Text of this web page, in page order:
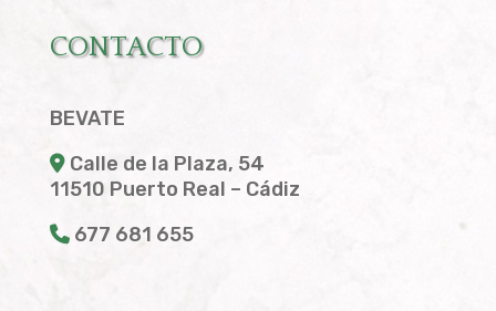
CONTACTO
BEVATE
Calle de la Plaza, 54
11510 Puerto Real – Cádiz
677 681 655